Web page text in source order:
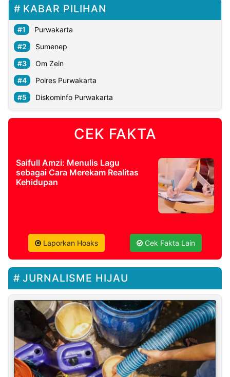
KABAR PILIHAN
Purwakarta
Sumenep
Om Zein
Polres Purwakarta
Diskominfo Purwakarta
CEK FAKTA
Saifull Amzi: Menulis Lagu
sebagai Cara Merekam Realitas
Kehidupan
Laporkan Hoaks Cek Fakta Lain
JURNALISME HIJAU